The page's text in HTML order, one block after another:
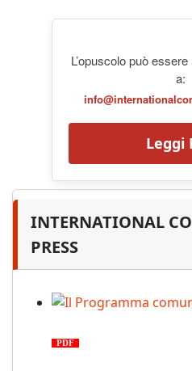
L’opuscolo può
a:
Leggi
INTERNATIONAL
PRESS
PDF